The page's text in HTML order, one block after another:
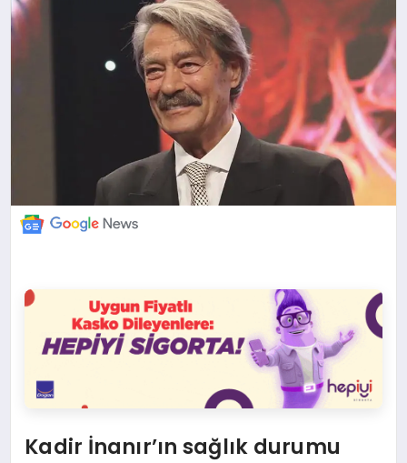
BILIM VE TEKNOLOJI
Kadir İnanır’ın sağlık durumu